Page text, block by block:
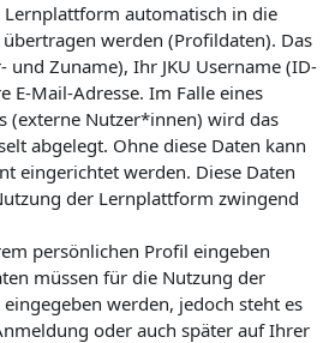
automatisch in die
werden (Profildaten). Das
und Zuname), Ihr JKU Username (ID-
E-Mail-Adresse. Im Falle eines
(externe Nutzer*innen) wird das
abgelegt. Ohne diese Daten kann
eingerichtet werden. Diese Daten
der Lernplattform zwingend
persönlichen Profil eingeben
müssen für die Nutzung der
werden, jedoch steht es
oder auch später auf Ihrer